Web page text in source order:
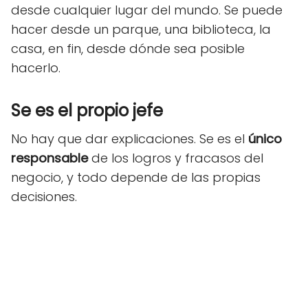
desde cualquier lugar del mundo. Se puede
hacer desde un parque, una biblioteca, la
casa, en fin, desde dónde sea posible
hacerlo.
Se es el propio jefe
No hay que dar explicaciones. Se es el único
responsablede los logros y fracasos del
negocio, y todo depende de las propias
decisiones.